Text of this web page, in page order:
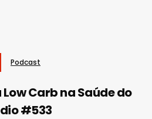
Podcast
Carb na Saúde do
#533